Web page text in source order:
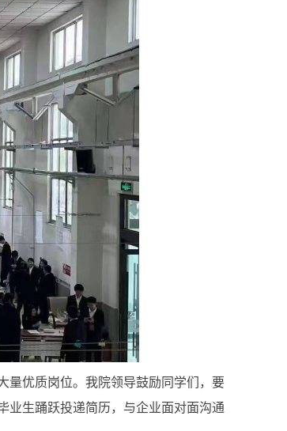
量优质岗位。我院领导鼓励同学们，要
业生踊跃投递简历， 与企业面对面沟通